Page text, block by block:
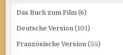
Das Buch zum Film (6)
Deutsche Version (101)
Französische Version (55)